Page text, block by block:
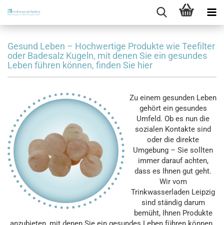
Gesund Leben – Hochwertige Produkte wie Teefilter
oder Badesalz Kugeln, mit denen Sie ein gesundes
Leben führen können, finden Sie hier
Zu einem gesunden Leben
gehört ein gesundes
Umfeld. Ob es nun die
sozialen Kontakte sind
oder die direkte
Umgebung – Sie sollten
immer darauf achten,
dass es Ihnen gut geht.
Wir vom
Trinkwasserladen Leipzig
sind ständig darum
bemüht, Ihnen Produkte